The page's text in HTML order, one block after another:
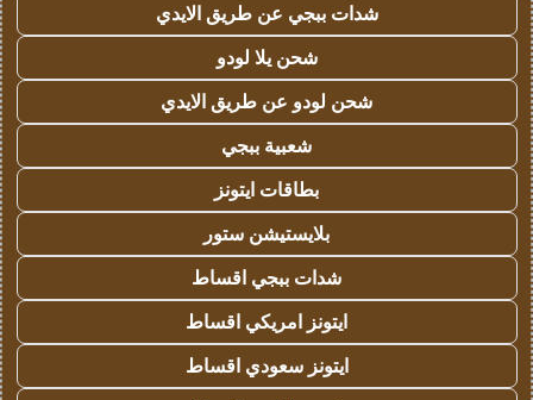
شدات ببجي عن طريق الايدي
شحن يلا لودو
شحن لودو عن طريق الايدي
شعبية ببجي
بطاقات ايتونز
بلايستيشن ستور
شدات ببجي اقساط
ايتونز امريكي اقساط
ايتونز سعودي اقساط